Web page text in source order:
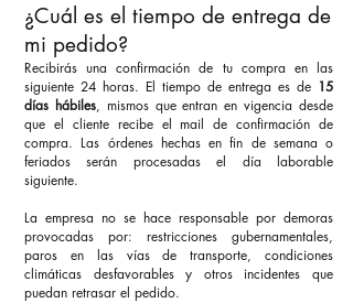
¿Cuál es el tiempo de entrega de
mi pedido?
Recibirás una confirmación de tu compra en las
siguiente 24 horas. El tiempo de entrega es de 15
días hábiles, mismos que entran en vigencia desde
que el cliente recibe el mail de confirmación de
compra. Las órdenes hechas en fin de semana o
feriados serán procesadas el día laborable
siguiente.
La empresa no se hace responsable por demoras
provocadas por: restricciones gubernamentales,
paros en las vías de transporte, condiciones
climáticas desfavorables y otros incidentes que
puedan retrasar el pedido.